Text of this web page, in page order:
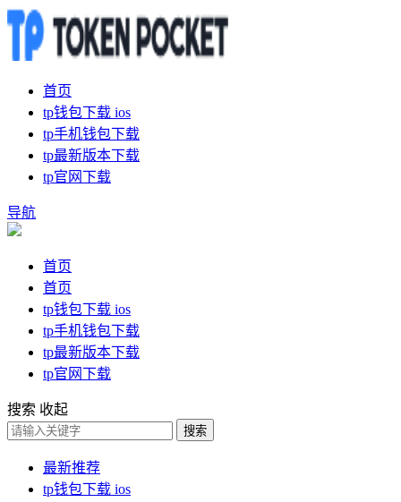
首页
tp钱包下载 ios
tp手机钱包下载
tp最新版本下载
tp官网下载
导航
首页
首页
tp钱包下载 ios
tp手机钱包下载
tp最新版本下载
tp官网下载
搜索 收起
搜索
最新推荐
tp钱包下载 ios